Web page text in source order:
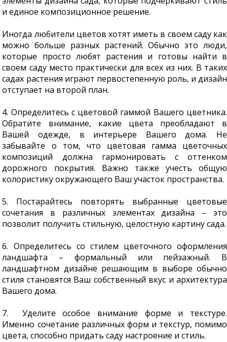
и единое композиционное решение.
Иногда любители цветов хотят иметь в своем саду как
можно больше разных растений. Обычно это люди,
которые просто любят растения и готовы найти в
своем саду место практически для всех из них. В таких
садах растения играют первостепенную роль, и дизайн
отступает на второй план.
4. Определитесь с цветовой гаммой Вашего цветника.
Обратите внимание, какие цвета преобладают в
Вашей одежде, в интерьере Вашего дома. Не
забывайте о том, что цветовая гамма цветочных
композиций должна гармонировать с оттенком
дорожного покрытия. Важно также учесть общую
колористику окружающего Ваш участок пространства.
5. Постарайтесь повторять выбранные цветовые
сочетания в различных элементах дизайна – это
позволит получить стильную, целостную картину сада.
6. Определитесь со стилем цветочного оформления
ландшафта – формальный или пейзажный. В
ландшафтном дизайне решающим в выборе обычно
стиля становятся Ваш собственный вкус и архитектура
Вашего дома.
7. Уделите особое внимание форме и текстуре.
Именно сочетание различных форм и текстур, помимо
цвета, способно придать саду настроение и стиль.